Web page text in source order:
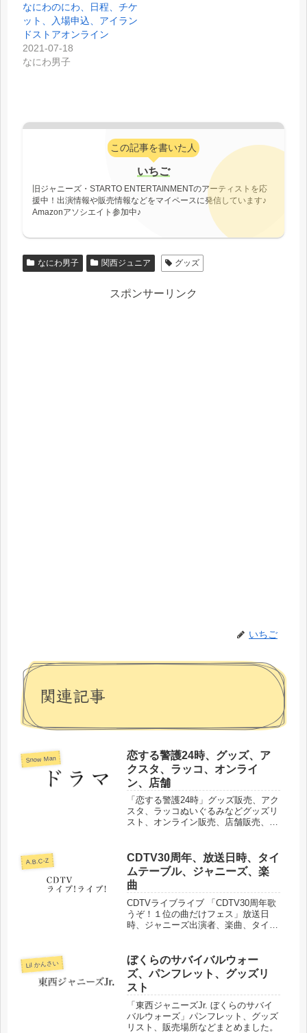
なにわのにわ、日程、チケ
ット、入場申込、アイラン
ドストアオンライン
2021-07-18
なにわ男子
この記事を書いた人
いちご
旧ジャニーズ・STARTO ENTERTAINMENTのアーティストを応
援中！出演情報や販売情報などをマイペースに発信しています♪
Amazonアソシエイト参加中♪
なにわ男子 関西ジュニア グッズ
スポンサーリンク
いちご
関連記事
Snow Man
恋する警護24時、グッズ、ア
クスタ、ラッコ、オンライ
ン、店舗
「恋する警護24時」グッズ販売、アク
スタ、ラッコぬいぐるみなどグッズリ
スト、オンライン販売、店舗販売、発
A.B.C-Z
CDTV30周年、放送日時、タイ
ムテーブル、ジャニーズ、楽
曲
CDTVライブライブ 「CDTV30周年歌
うぞ！１位の曲だけフェス」放送日
時、ジャニーズ出演者、楽曲、タイム
Lil かんさい
ぼくらのサバイバルウォー
ズ、パンフレット、グッズリ
スト
「東西ジャニーズJr. ぼくらのサバイ
バルウォーズ」パンフレット、グッズ
リスト、販売場所などまとめました。